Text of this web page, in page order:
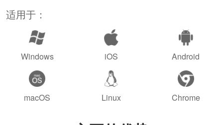
适用于：
Windows iOS Android
macOS Linux Chrome